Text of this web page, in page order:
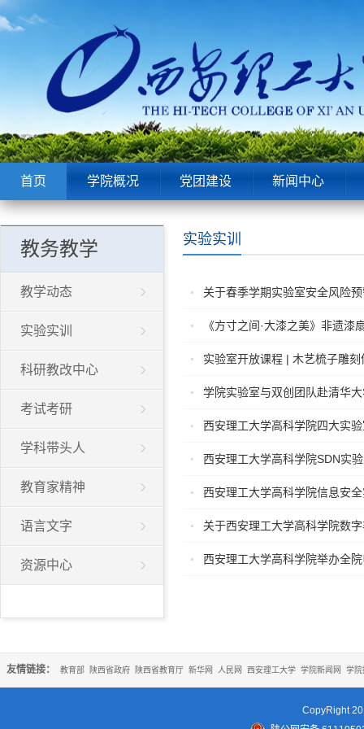
首页 学院概况 党团建设 新闻中心
实验实训
关于春季学期实验室安全风险
《方寸之间·大漆之美》非遗漆
实验室开放课程 | 木艺梳子雕刻
学院实验室与双创团队赴清华
西安理工大学高科学院四大实
西安理工大学高科学院SDN实
西安理工大学高科学院信息安
关于西安理工大学高科学院数
西安理工大学高科学院举办全
教务教学
教学动态
实验实训
科研教改中心
考试考研
学科带头人
教育家精神
语言文字
资源中心
友情链接： 教育部 陕西省政府 陕西省教育厅 新华网 人民网 西安理工大学 学院新闻网 学院
CopyRight